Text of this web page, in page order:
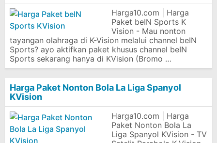
Harga10.com | Harga
Paket beIN Sports K
Vision - Mau nonton
tayangan olahraga di K-Vision melalui channel beIN
Sports? ayo aktifkan paket khusus channel beIN
Sports sekarang hanya di KVision (Bromo …
Harga Paket Nonton Bola La Liga Spanyol
KVision
Harga10.com | Harga
Paket Nonton Bola La
Liga Spanyol KVision - TV